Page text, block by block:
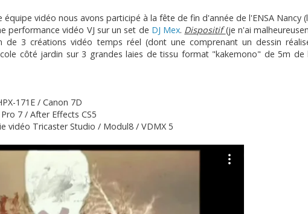
équipe vidéo nous avons participé à la fête de fin d'année de l'ENSA Nancy
performance vidéo VJ sur un set de DJ Mex. Dispositif(je n'ai
de 3 créations vidéo temps réel (dont une comprenant un dessin
côté jardin sur 3 grandes laies de tissu format "kakemono" de 5m de
171E / Canon 7D
7 / After Effects CS5
vidéo Tricaster Studio / Modul8 / VDMX 5